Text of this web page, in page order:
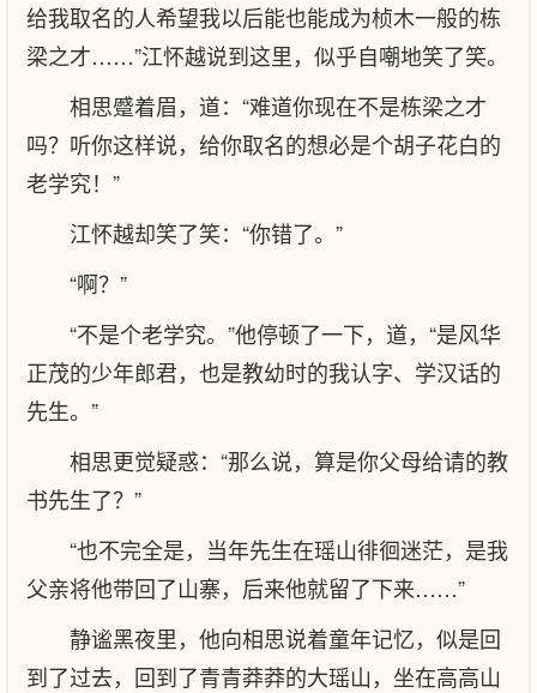
给我取名的人希望我以后能也能成为桢木一般的栋
梁之才……”江怀越说到这里，似乎自嘲地笑了笑。
相思蹙着眉，道：“难道你现在不是栋梁之才
吗？听你这样说，给你取名的想必是个胡子花白的
老学究！”
江怀越却笑了笑：“你错了。”
“啊？”
“不是个老学究。”他停顿了一下，道，“是风华
正茂的少年郎君，也是教幼时的我认字、学汉话的
先生。”
相思更觉疑惑：“那么说，算是你父母给请的教
书先生了？”
“也不完全是，当年先生在瑶山徘徊迷茫，是我
父亲将他带回了山寨，后来他就留了下来……”
静谧黑夜里，他向相思说着童年记忆，似是回
到了过去，回到了青青莽莽的大瑶山，坐在高高山